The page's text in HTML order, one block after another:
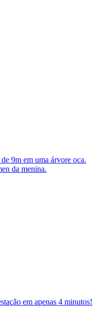
9m em uma árvore oca.
da menina.
em apenas 4 minutos!